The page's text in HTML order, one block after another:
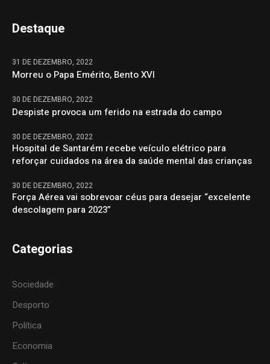
Destaque
31 DE DEZEMBRO, 2022
Morreu o Papa Emérito, Bento XVI
30 DE DEZEMBRO, 2022
Despiste provoca um ferido na estrada do campo
30 DE DEZEMBRO, 2022
Hospital de Santarém recebe veículo elétrico para
reforçar cuidados na área da saúde mental das crianças
30 DE DEZEMBRO, 2022
Força Aérea vai sobrevoar céus para desejar “excelente
descolagem para 2023”
Categorias
Sociedade
Desporto
Política
Economia